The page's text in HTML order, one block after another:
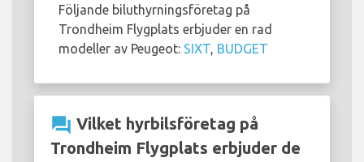
Följande biluthyrningsföretag på
Trondheim Flygplats erbjuder en rad
modeller av Peugeot: SIXT, BUDGET
question_answer Vilket hyrbilsföretag på
Trondheim Flygplats erbjuder de